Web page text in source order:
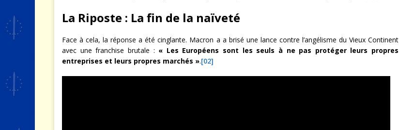
La Riposte : La fin de la naïveté
Face à cela, la réponse a été cinglante. Macron a a brisé une lance contre l’angélisme du Vieux Continent
avec une franchise brutale : « Les Européens sont les seuls à ne pas protéger leurs propres
entreprises et leurs propres marchés ».[02]